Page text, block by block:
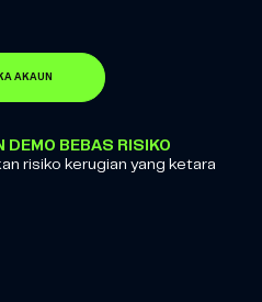
AKAUN
DEMO BEBAS RISIKO
risiko kerugian yang ketara